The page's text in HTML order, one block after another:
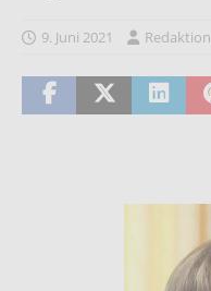
9. Juni 2021 Redaktion